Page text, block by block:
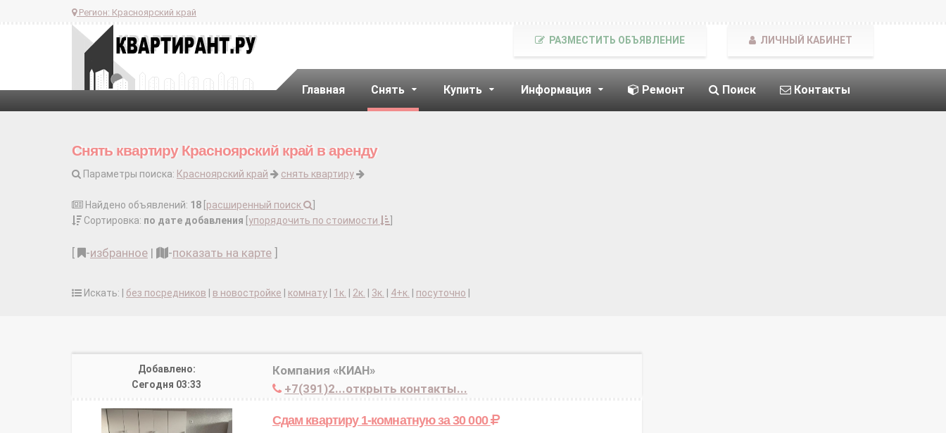
Регион: Красноярский край
Главная Снять Купить Информация Ремонт Поиск Контакты
РАЗМЕСТИТЬ ОБЪЯВЛЕНИЕ ЛИЧНЫЙ КАБИНЕТ
Снять квартиру Красноярский край в аренду
Параметры поиска: Красноярский край снять квартиру
Найдено объявлений: 18 расширенный поиск
Сортировка: по дате добавления упорядочить по стоимости
-избранное | -показать на карте
Искать: | без посредников в новостройке комнату 1к. 2к. 3к. 4+к. посуточно
Добавлено:
Сегодня 03:33
Компания «КИАН»
+7(391)2...открыть контакты...
Сдам квартиру 1-комнатнуюза 30 000